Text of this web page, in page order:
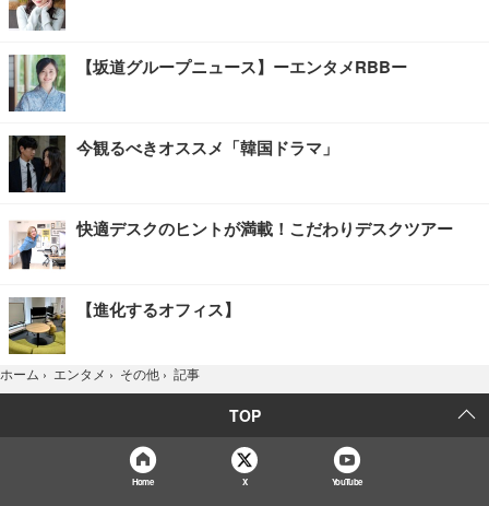
【坂道グループニュース】ーエンタメRBBー
今観るべきオススメ「韓国ドラマ」
快適デスクのヒントが満載！こだわりデスクツアー
【進化するオフィス】
ホーム › エンタメ › その他 › 記事
TOP
Home X YouTube